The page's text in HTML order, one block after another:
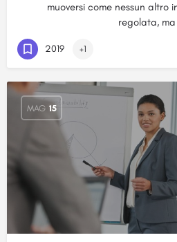
muoversi come nessun altro
regolata,
2019 +1
MAG 15